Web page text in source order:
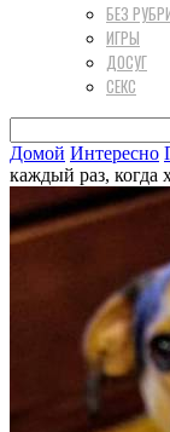
БЕЗ
ИГРЫ
ДОСУГ
СЕКС
Домой Интересно
каждый раз, когда